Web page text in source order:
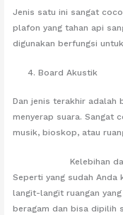
Jenis satu ini sangat
plafon yang tahan api
digunakan berfungsi
Board Akustik
Dan jenis terakhir adalah
menyerap suara. Sangat
musik, bioskop, atau
Kelebihan
Seperti yang sudah Anda
langit-langit ruangan
beragam dan bisa dipilih